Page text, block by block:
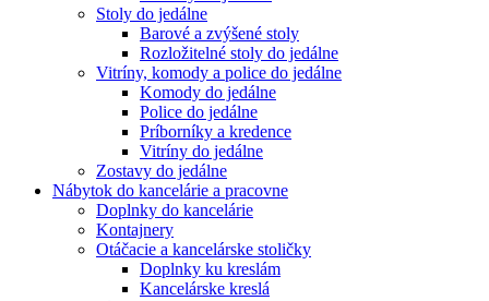
Stoly do jedálne
Barové a zvýšené stoly
Rozložitelné stoly do jedálne
Vitríny, komody a police do jedálne
Komody do jedálne
Police do jedálne
Príborníky a kredence
Vitríny do jedálne
Zostavy do jedálne
Nábytok do kancelárie a pracovne
Doplnky do kancelárie
Kontajnery
Otáčacie a kancelárske stoličky
Doplnky ku kreslám
Kancelárske kreslá